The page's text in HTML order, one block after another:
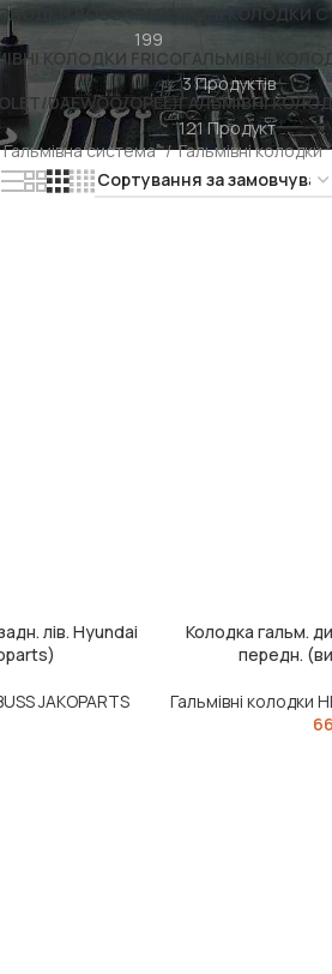
BOSCH
ГАЛЬМІВНІ КОЛОДКИ
199
КОЛОДКИ FRICOГАЛЬМІВНІ
3 Продуктів
DAEWOO/OPEL)ГАЛЬМІВНІ
121 Продукт
Гальмівна система Гальмівні колодки
лів. Hyundai
JAKOPARTS
ДОДАТИ В КОШИК
Колодка гальм.
передн.
Гальмівні колодки